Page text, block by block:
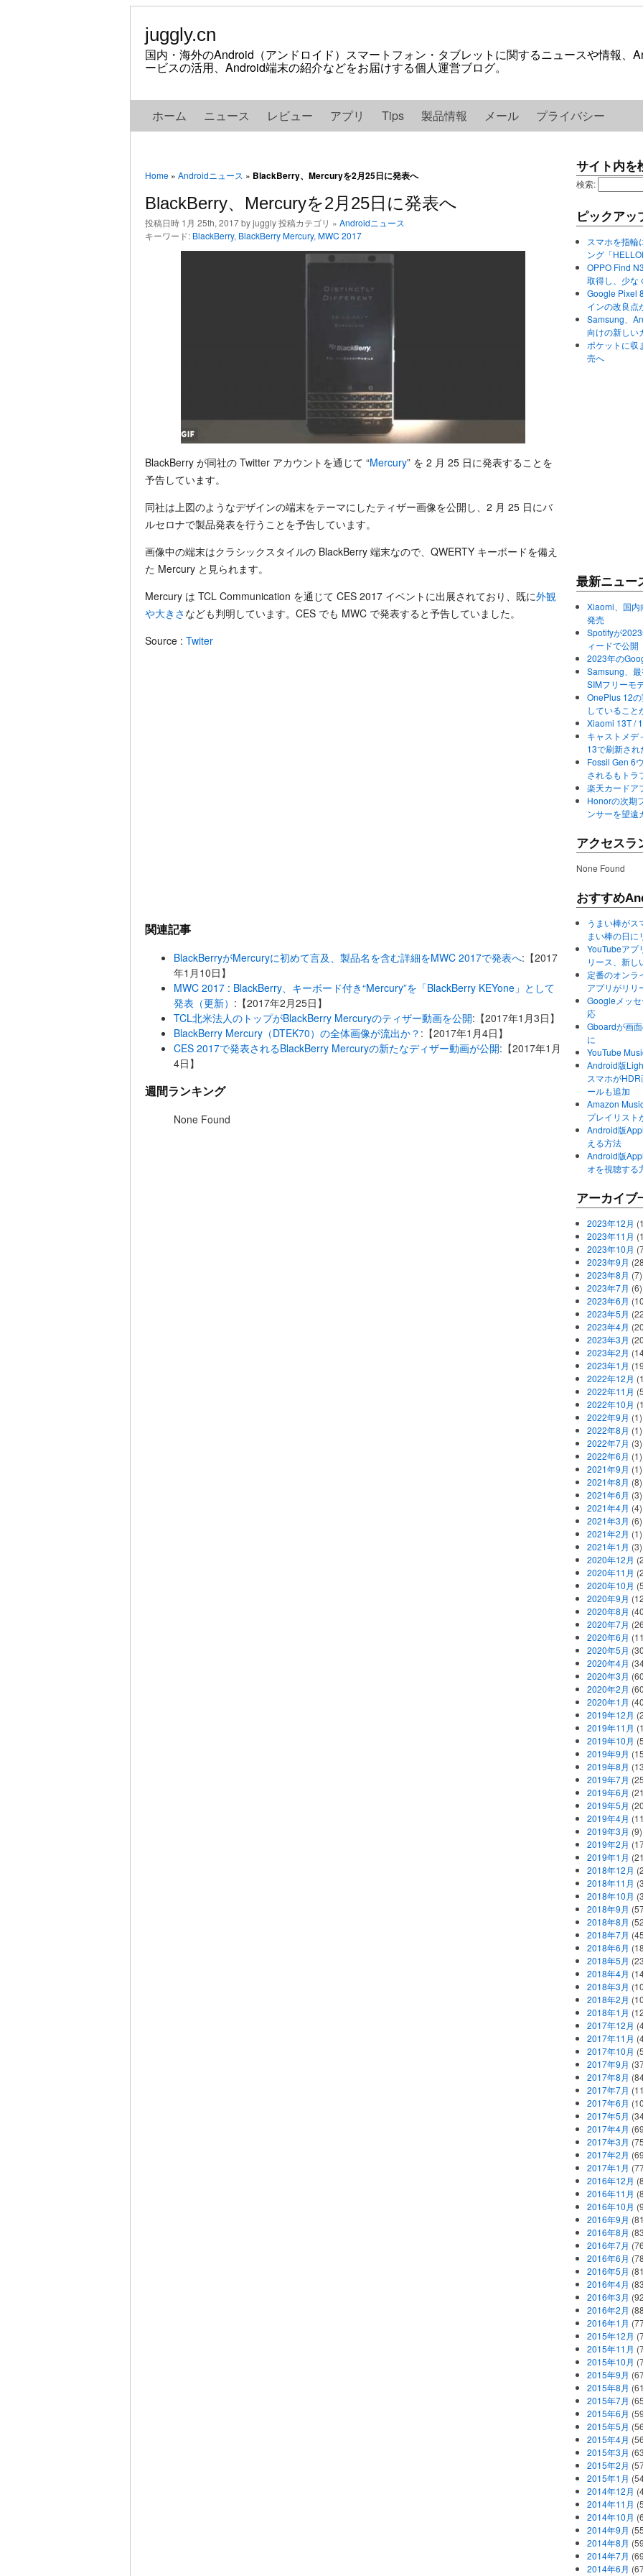
juggly.cn
国内・海外のAndroid（アンドロイド）スマートフォン・タブレットに関するニュースや情報、
ービスの活用、Android端末の紹介などをお届けする個人運営ブログ。
ホーム ニュース レビュー アプリ Tips 製品情報 メール プライバシー
Home » Androidニュース » BlackBerry、Mercuryを2月25日に発表へ
BlackBerry、Mercuryを2月25日に発表へ
投稿日時 1月 25th, 2017 by juggly 投稿カテゴリ » Androidニュース
キーワード: BlackBerry, BlackBerry Mercury, MWC 2017
BlackBerry が同社の Twitter アカウントを通じて “Mercury” を 2 月 25 日に発表することを
予告しています。
同社は上図のようなデザインの端末をテーマにしたティザー画像を公開し、2 月 25 日にバ
ルセロナで製品発表を行うことを予告しています。
画像中の端末はクラシックスタイルの BlackBerry 端末なので、QWERTY キーボードを備え
た Mercury と見られます。
Mercury は TCL Communication を通じて CES 2017 イベントに出展されており、既に外観
や大きさ なども判明しています。CES でも MWC で発表すると予告していました。
Source : Twiter
関連記事
BlackBerryがMercuryに初めて言及、製品名を含む詳細をMWC 2017で発表へ:【2017
年1月10日】
MWC 2017 : BlackBerry、キーボード付き“Mercury”を「BlackBerry KEYone」として
発表（更新） :【2017年2月25日】
TCL北米法人のトップがBlackBerry Mercuryのティザー動画を公開:【2017年1月3日】
BlackBerry Mercury（DTEK70）の全体画像が流出か？ :【2017年1月4日】
CES 2017で発表されるBlackBerry Mercuryの新たなディザー動画が公開:【2017年1月
4日】
週間ランキング
None Found
サイト内を
検索:
ピックアッ
スマホを指輪
ング「
OPPO Find
取得し、少な
Google Pixel
インの改良点
Samsung、
向けの新しい
ポケットに収
売へ
最新ニュー
Xiaomi、国内
発売
Spotifyが
ィードで公開
2023年の
Samsung、
SIMフリーモ
OnePlus 12
していること
Xiaomi 13T /
キャストメデ
13で刷新さ
Fossil Gen 6
されるもトラ
楽天カードア
Honorの次期
ンサーを望遠
アクセスラ
None Found
おすすめ
うまい棒がス
まい棒の日に
YouTubeアプ
リース、新し
定番のオンラ
アプリがリリ
Googleメッ
応
Gboardが画
に
YouTube
Android版
スマホが
ールも追加
Amazon
プレイリスト
Android版
える方法
Android版
オを視聴する
アーカイブ
2023年12月
2023年11月
2023年10月
2023年9月
2023年8月 (7)
2023年7月 (6)
2023年6月
2023年5月
2023年4月
2023年3月
2023年2月
2023年1月
2022年12月
2022年11月
2022年10月
2022年9月 (1)
2022年8月 (1)
2022年7月 (3)
2022年6月 (1)
2021年9月 (1)
2021年8月 (8)
2021年6月 (3)
2021年4月 (4)
2021年3月 (6)
2021年2月 (1)
2021年1月 (3)
2020年12月
2020年11月
2020年10月
2020年9月
2020年8月
2020年7月
2020年6月
2020年5月
2020年4月
2020年3月
2020年2月
2020年1月
2019年12月
2019年11月
2019年10月
2019年9月
2019年8月
2019年7月
2019年6月
2019年5月
2019年4月
2019年3月 (9)
2019年2月
2019年1月
2018年12月
2018年11月
2018年10月
2018年9月
2018年8月
2018年7月
2018年6月
2018年5月
2018年4月
2018年3月
2018年2月
2018年1月
2017年12月
2017年11月
2017年10月
2017年9月
2017年8月
2017年7月
2017年6月
2017年5月
2017年4月
2017年3月
2017年2月
2017年1月
2016年12月
2016年11月
2016年10月
2016年9月
2016年8月
2016年7月
2016年6月
2016年5月
2016年4月
2016年3月
2016年2月
2016年1月
2015年12月
2015年11月
2015年10月
2015年9月
2015年8月
2015年7月
2015年6月
2015年5月
2015年4月
2015年3月
2015年2月
2015年1月
2014年12月
2014年11月
2014年10月
2014年9月
2014年8月
2014年7月
2014年6月